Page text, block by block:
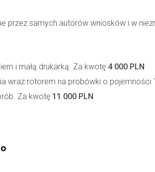
przez samych autorów wniosków i w
i małą drukarką. Za kwotę 4 000 PLN
wraz rotorem na probówki o pojemności
Za kwotę 11 000 PLN